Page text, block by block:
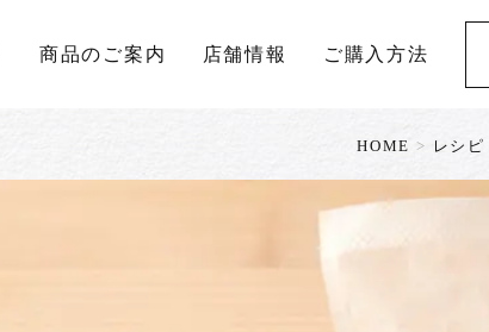
商品のご案内 店舗情報 ご購入方法
HOME > レシピ